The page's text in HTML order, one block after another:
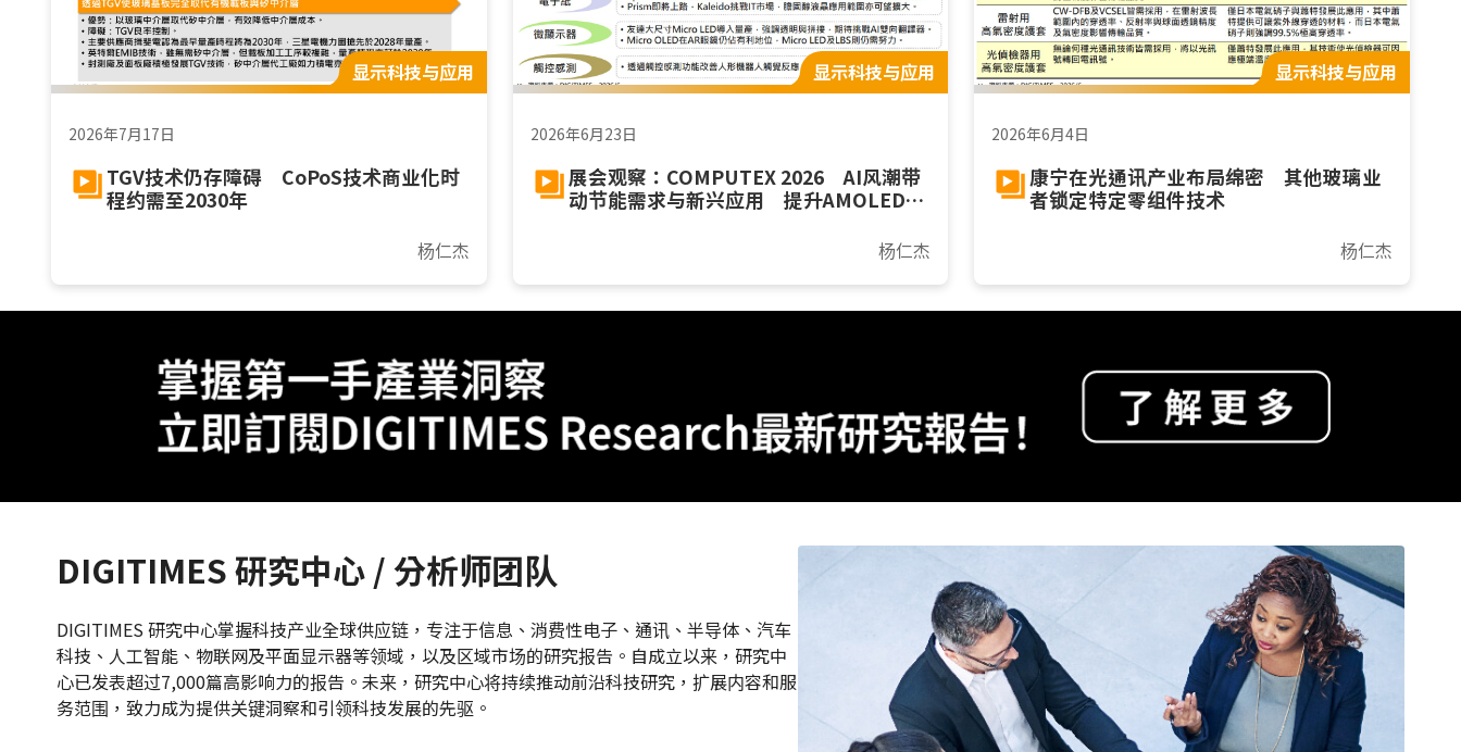
显示科技与应用
2026年7月17日
TGV技术仍存障碍 CoPoS技术商业化时
程约需至2030年
杨仁杰
显示科技与应用
2026年6月23日
展会观察：COMPUTEX 2026 AI风潮带
动节能需求与新兴应用 提升AMOLED在
杨仁杰
显示科技与应用
2026年6月4日
康宁在光通讯产业布局绵密 其他玻璃业
者锁定特定零组件技术
杨仁杰
DIGITIMES 研究中心 / 分析师团队
DIGITIMES 研究中心掌握科技产业全球供应链，专注于信息、消费性电子、通讯、半导体、汽车
科技、人工智能、物联网及平面显示器等领域，以及区域市场的研究报告。自成立以来，研究中
心已发表超过7,000篇高影响力的报告。未来，研究中心将持续推动前沿科技研究，扩展内容和服
务范围，致力成为提供关键洞察和引领科技发展的先驱。